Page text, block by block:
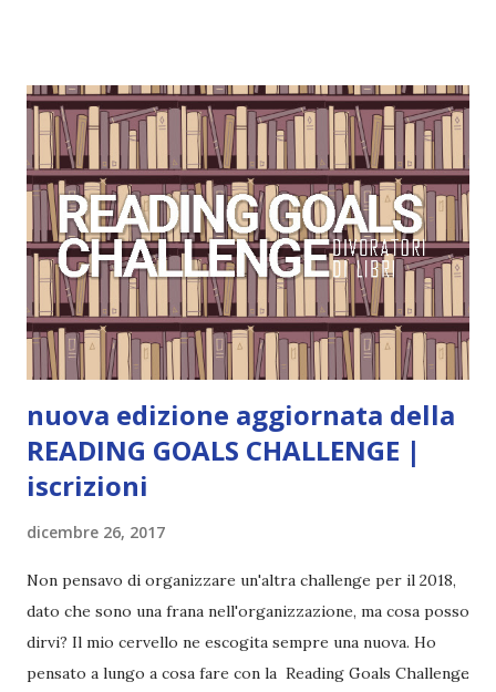
nuova edizione aggiornata della
READING GOALS CHALLENGE |
iscrizioni
dicembre 26, 2017
Non pensavo di organizzare un'altra challenge per il 2018,
dato che sono una frana nell'organizzazione, ma cosa posso
dirvi? Il mio cervello ne escogita sempre una nuova. Ho
pensato a lungo a cosa fare con la Reading Goals Challenge